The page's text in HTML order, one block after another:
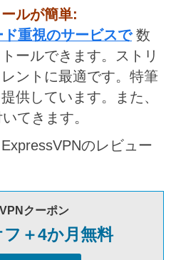
ルが簡単:
重視のサービスで数
ールできます。ストリ
ントに最適です。特筆
供しています。また、
てきます。
のレビュー
クーポン
＋4か月無料